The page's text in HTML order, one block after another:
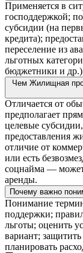
Применяется в
господдержкой;
субсидии (на
кредита);
переселение из
льготных
бюджетники и
Чем Жилищная
Отличается от
предполагает
целевые
предоставления
отличие от
или есть
соцнайма — может
аренды.
Почему важно
Понимание
поддержки;
льготы; оценить
вариант;
планировать